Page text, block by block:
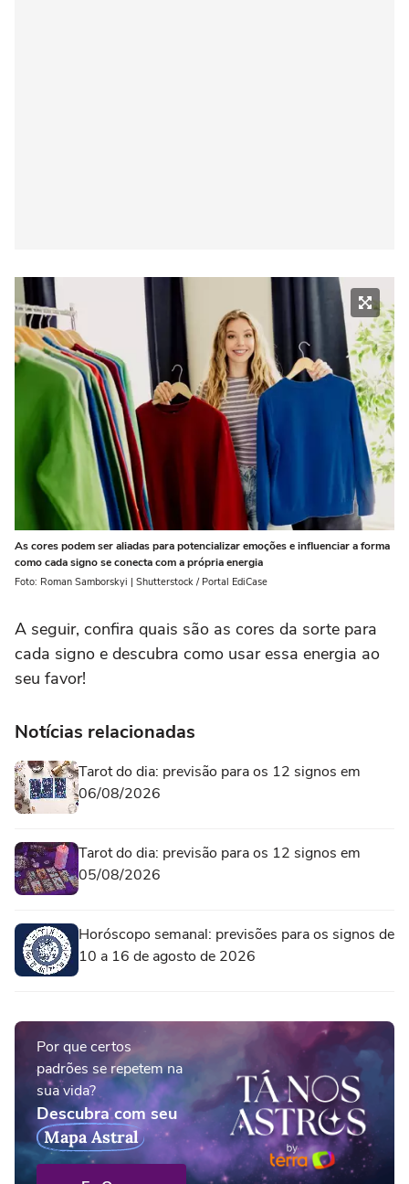
As cores podem ser aliadas para potencializar emoções e influenciar a forma
como cada signo se conecta com a própria energia
Foto: Roman Samborskyi | Shutterstock / Portal EdiCase
A seguir, confira quais são as cores da sorte para
cada signo e descubra como usar essa energia ao
seu favor!
Notícias relacionadas
Tarot do dia: previsão para os 12 signos em
06/08/2026
Tarot do dia: previsão para os 12 signos em
05/08/2026
Horóscopo semanal: previsões para os signos de
10 a 16 de agosto de 2026
Por que certos
padrões se repetem na
sua vida?
Descubra com seu
Mapa Astral